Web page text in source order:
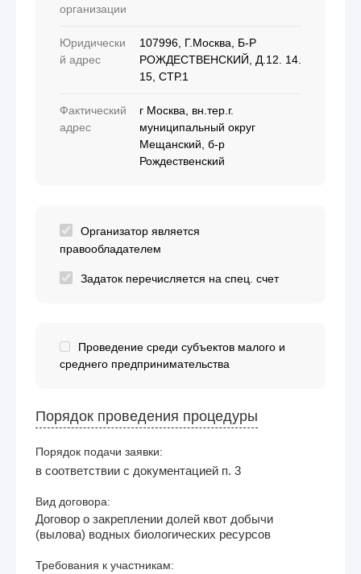
организации
Юридически
й адрес
107996, Г.Москва, Б-Р
РОЖДЕСТВЕНСКИЙ, Д.12. 14.
15, СТР.1
Фактический
адрес
г Москва, вн.тер.г.
муниципальный округ
Мещанский, б-р
Рождественский
Организатор является
правообладателем
Задаток перечисляется на спец. счет
Проведение среди субъектов малого и
среднего предпринимательства
Порядок проведения процедуры
Порядок подачи заявки:
в соответствии с документацией п. 3
Вид договора:
Договор о закреплении долей квот добычи
(вылова) водных биологических ресурсов
Требования к участникам: